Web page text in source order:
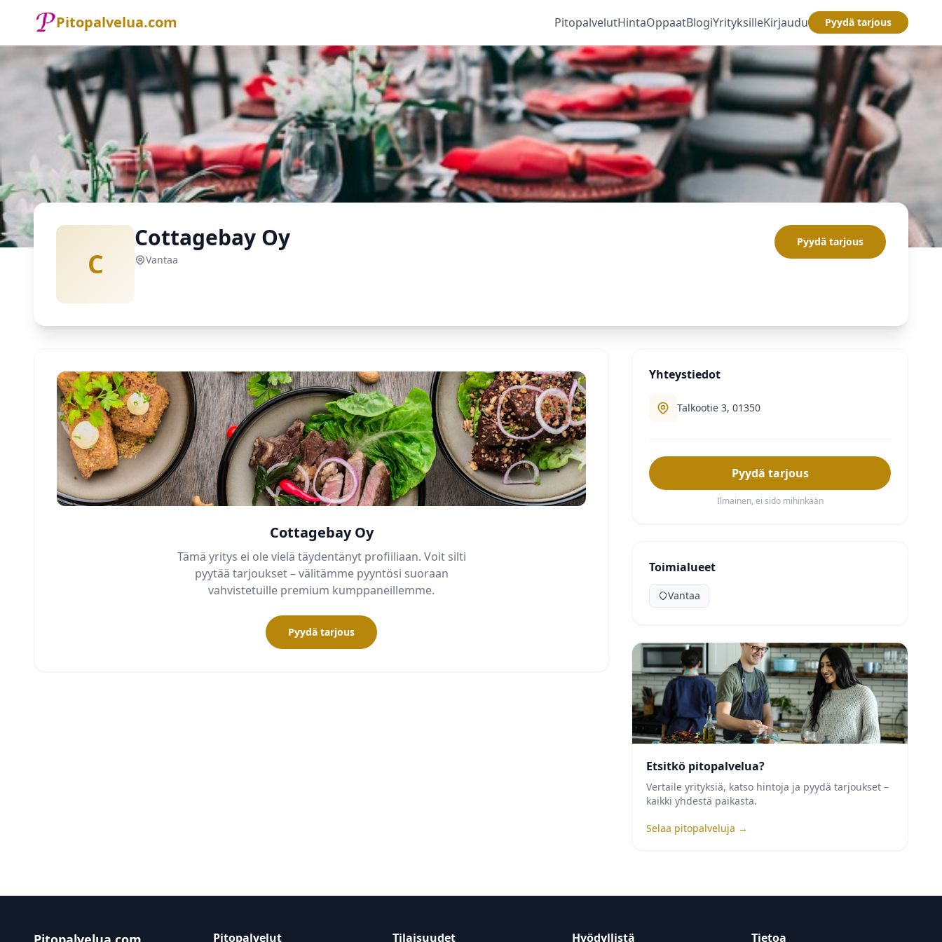
Pitopalvelua.com PitopalvelutHintaOppaatBlogiYrityksilleKirjaudu Pyydä tarjous
C
Cottagebay Oy
Vantaa
Pyydä tarjous
Cottagebay Oy
Tämä yritys ei ole vielä täydentänyt profiiliaan. Voit silti
pyytää tarjoukset – välitämme pyyntösi suoraan
vahvistetuille premium kumppaneillemme.
Pyydä tarjous
Yhteystiedot
Talkootie 3, 01350
Pyydä tarjous
Ilmainen, ei sido mihinkään
Toimialueet
Vantaa
Etsitkö pitopalvelua?
Vertaile yrityksiä, katso hintoja ja pyydä tarjoukset –
kaikki yhdestä paikasta.
Selaa pitopalveluja →
Pitopalvelut Tilaisuudet Hyödyllistä Tietoa